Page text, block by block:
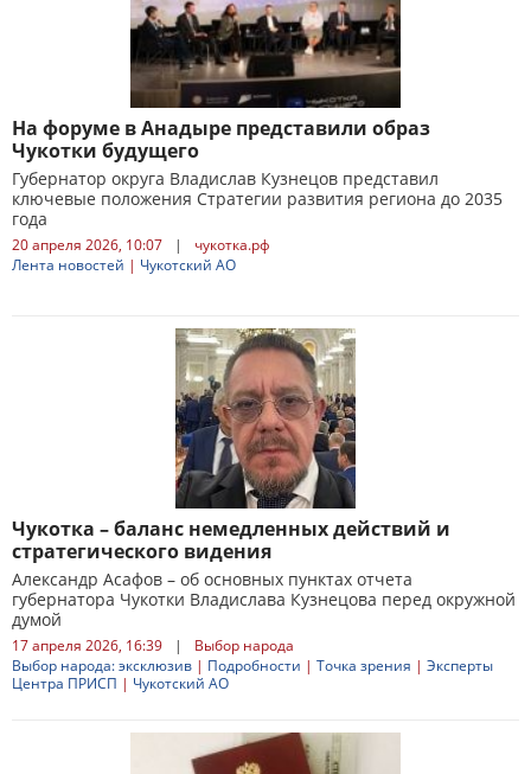
На форуме в Анадыре представили образ
Чукотки будущего
Губернатор округа Владислав Кузнецов представил
ключевые положения Стратегии развития региона до 2035
года
20 апреля 2026, 10:07 |
чукотка.рф
Лента новостей | Чукотский АО
Чукотка – баланс немедленных действий и
стратегического видения
Александр Асафов – об основных пунктах отчета
губернатора Чукотки Владислава Кузнецова перед окружной
думой
17 апреля 2026, 16:39 |
Выбор народа
Выбор народа: эксклюзив | Подробности | Точка зрения | Эксперты
Центра ПРИСП | Чукотский АО